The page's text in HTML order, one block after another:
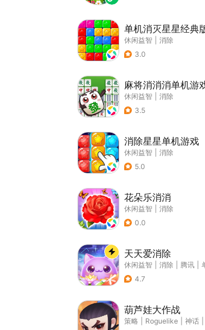
单机消灭星星经典
休闲益智
消除
3.0
麻将消消消单机游
休闲益智
消除
3.5
消除星星单机游戏
休闲益智
消除
5.0
花朵乐消消
休闲益智
消除
0.0
天天爱消除
休闲益智 消除 腾讯
4.7
葫芦娃大作战
策略 Roguelike 神话